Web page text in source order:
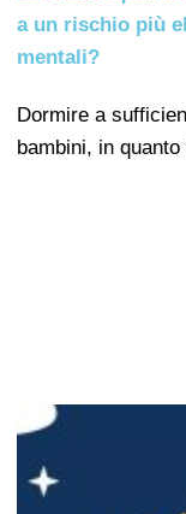
a un rischio più
mentali?
Dormire a
bambini, in